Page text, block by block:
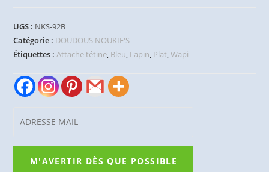
UGS : NKS-92B
Catégorie : DOUDOUS NOUKIE'S
Étiquettes :Attache tétine, Bleu, Lapin, Plat,Wapi